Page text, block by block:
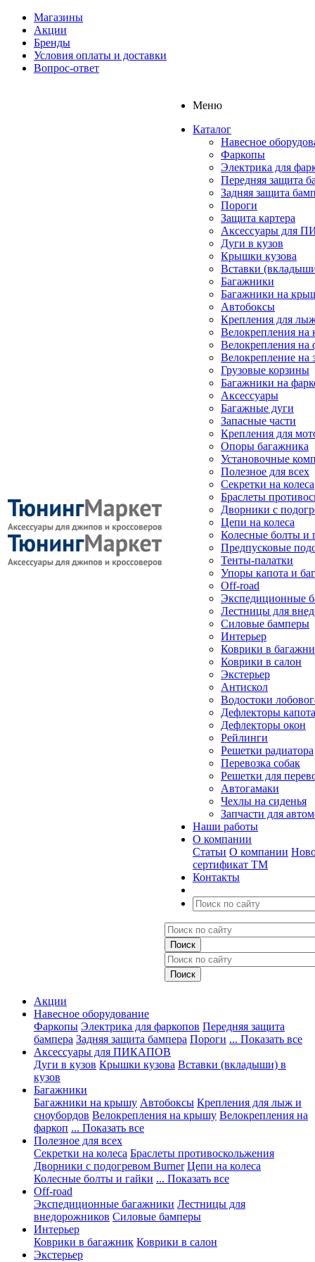
Магазины
Акции
Бренды
Условия оплаты и доставки
Вопрос-ответ
Меню
Каталог
Навесное
Фаркопы
Электрика для
Передняя защита
Задняя защита
Пороги
Защита картера
Аксессуары для
Дуги в кузов
Крышки кузова
Вставки
Багажники
Багажники на
Автобоксы
Крепления для
Велокрепления
Велокрепления на
Велокрепление на
Грузовые корзины
Багажники на
Аксессуары
Багажные дуги
Запасные части
Крепления для
Опоры багажника
Установочные
Полезное для всех
Секретки на колеса
Браслеты
Дворники с
Цепи на колеса
Колесные болты и
Предпусковые
Тенты-палатки
Упоры капота и
Off-road
Экспедиционные
Лестницы для
Силовые бамперы
Интерьер
Коврики в
Коврики в салон
Экстерьер
Антискол
Водостоки
Дефлекторы капота
Дефлекторы окон
Рейлинги
Решетки радиатора
Перевозка собак
Решетки для
Автогамаки
Чехлы на сиденья
Запчасти для
Наши работы
О компании
Статьи О компании
сертификат ТМ
Контакты
Акции
Навесное оборудование
Фаркопы Электрика для фаркопов Передняя защита
бампера Задняя защита бампера Пороги ... Показать все
Аксессуары для ПИКАПОВ
Дуги в кузов Крышки кузова Вставки (вкладыши) в
кузов
Багажники
Багажники на крышу Автобоксы Крепления для лыж и
сноубордов Велокрепления на крышу Велокрепления на
фаркоп ... Показать все
Полезное для всех
Секретки на колеса Браслеты противоскольжения
Дворники с подогревом Burner Цепи на колеса
Колесные болты и гайки ... Показать все
Off-road
Экспедиционные багажники Лестницы для
внедорожников Силовые бамперы
Интерьер
Коврики в багажник Коврики в салон
Экстерьер